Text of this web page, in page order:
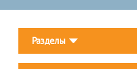
Разделы